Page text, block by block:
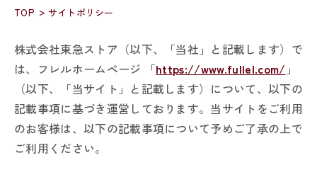
TOP サイトポリシー
株式会社東急ストア（以下、「当社」と記載します）で
は、フレルホームページ 「https://www.fullel.com/ ​」
（以下、「当サイト」と記載します）について、以下の
記載事項に基づき運営しております。当サイトをご利用
のお客様は、以下の記載事項について予めご了承の上で
ご利用ください。